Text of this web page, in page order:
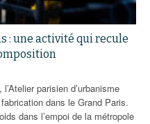
: une activité qui recule
parisien d’urbanisme
dans le Grand Paris.
dans l’empoi de la métropole